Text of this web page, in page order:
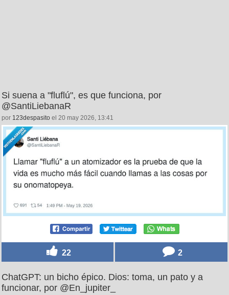
Si suena a "fluflú", es que funciona, por
@SantiLiebanaR
por 123despasito el 20 may 2026, 13:41
22 2
ChatGPT: un bicho épico. Dios: toma, un pato y a
funcionar, por @En_jupiter_